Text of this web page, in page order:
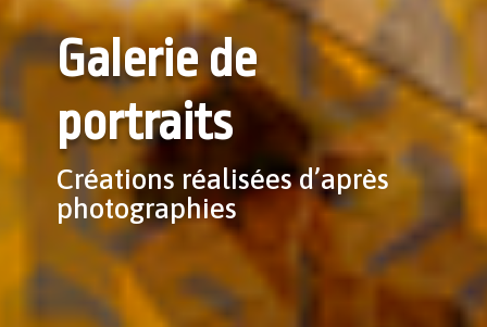
Galerie de
portraits
Créations réalisées d’après
photographies